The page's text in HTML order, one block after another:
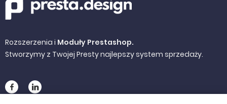
Rozszerzenia i Moduły Prestashop.
Stworzymy z Twojej Presty najlepszy system sprzedaży.